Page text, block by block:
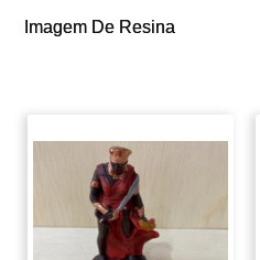
Imagem De Resina